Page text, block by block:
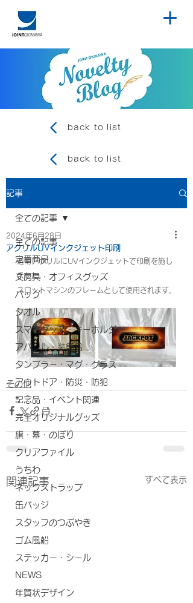
back to list
back to list
記事
全ての記事
定番商品
文房具・オフィスグッズ
バッグ
タオル
スマホグッズ・キーホルダー
アパレル・装飾品
タンブラー・マグ・グラス
アウトドア・防災・防犯
記念品・イベント関連
完全オリジナルグッズ
旗・幕・のぼり
クリアファイル
うちわ
ネックストラップ
缶バッジ
スタッフのつぶやき
ゴム風船
ステッカー・シール
NEWS
年賀状デザイン
全ての記事
アクリルUVインクジェット印刷
2024年6月28日
透明アクリルにUVインクジェットで印刷を施し
ました。
スロットマシンのフレームとして使用されます。
その他
関連記事 すべて表示